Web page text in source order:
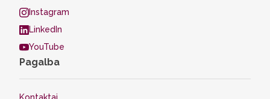
Instagram
LinkedIn
YouTube
Pagalba